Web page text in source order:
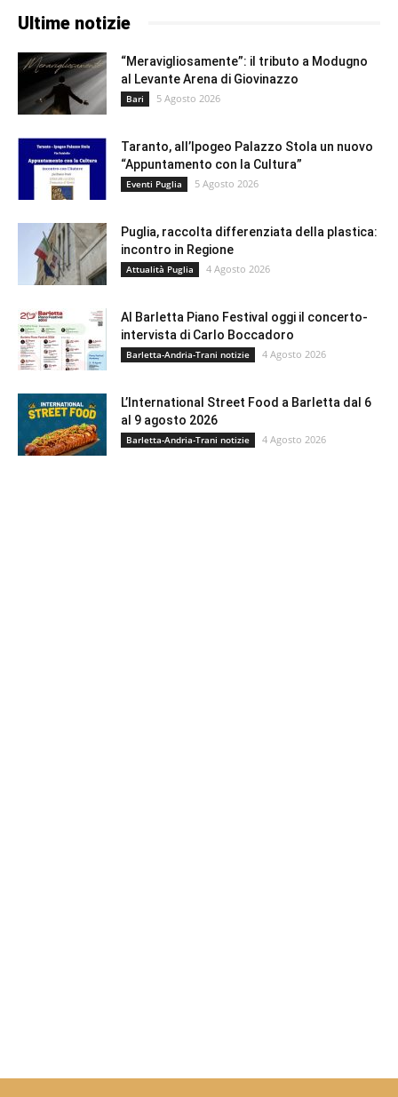
Ultime notizie
“Meravigliosamente”: il tributo a Modugno
al Levante Arena di Giovinazzo
Bari 5 Agosto 2026
Taranto, all’Ipogeo Palazzo Stola un nuovo
“Appuntamento con la Cultura”
Eventi Puglia 5 Agosto 2026
Puglia, raccolta differenziata della plastica:
incontro in Regione
Attualità Puglia 4 Agosto 2026
Al Barletta Piano Festival oggi il concerto-
intervista di Carlo Boccadoro
Barletta-Andria-Trani notizie 4 Agosto 2026
L’International Street Food a Barletta dal 6
al 9 agosto 2026
Barletta-Andria-Trani notizie 4 Agosto 2026